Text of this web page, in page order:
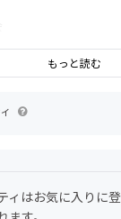
く過程で起きる疑
室の見直しのご
1回15分程度 zoom
参加の際のzoomミ
ント登録では別
もっと読む
ィはお気に入りに